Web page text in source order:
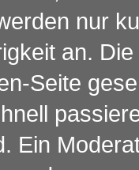
nur
an.
Seite
Ein